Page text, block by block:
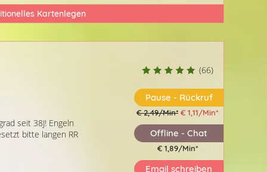
Ich
ausführlich
Kartenlegen
seit 38J! Engeln
bitte langen RR
(66)
Pause - Rückruf
€ 2,49/Min* € 1,11/Min*
Offline - Chat
€ 1,89/Min*
Email schreiben